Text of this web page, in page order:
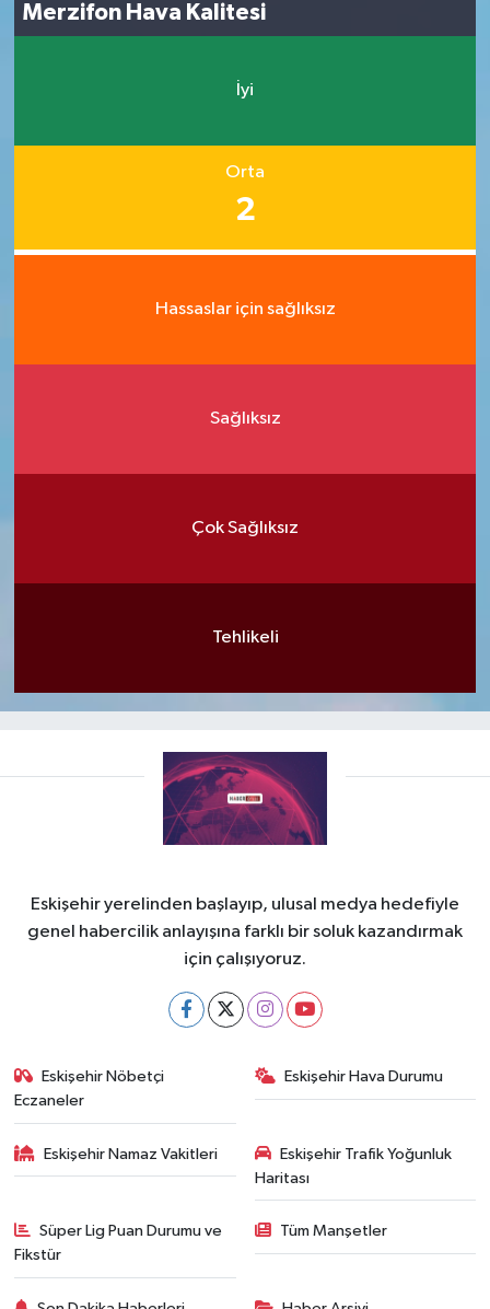
Merzifon Hava Kalitesi
İyi
Orta
2
Hassaslar için sağlıksız
Sağlıksız
Çok Sağlıksız
Tehlikeli
Eskişehir yerelinden başlayıp, ulusal medya hedefiyle
genel habercilik anlayışına farklı bir soluk kazandırmak
için çalışıyoruz.
Eskişehir Nöbetçi
Eczaneler
Eskişehir Hava Durumu
Eskişehir Namaz Vakitleri
Eskişehir Trafik Yoğunluk
Haritası
Süper Lig Puan Durumu ve
Fikstür
Tüm Manşetler